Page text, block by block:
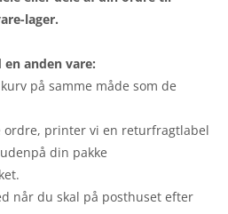
lager.
anden vare:
på samme måde som de
printer vi en returfragtlabel
din pakke
når du skal på posthuset efter